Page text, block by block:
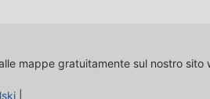
mappe gratuitamente sul nostro sito